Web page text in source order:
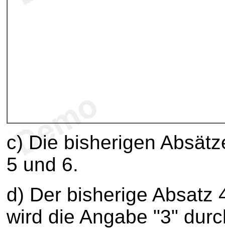
c) Die bisherigen
5 und 6.
d) Der bisherige Absatz
wird die Angabe "3"